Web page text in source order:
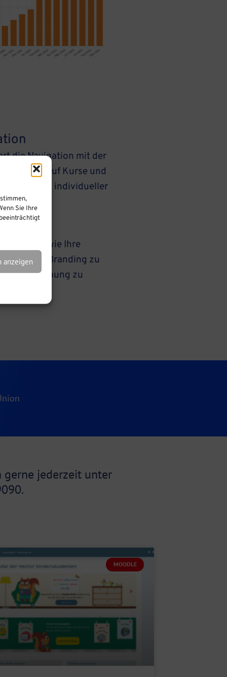
Sie Ihre
anzeigen
die Navigation mit der
Zugriff auf Kurse und
und individueller
sowie Ihre
um Ihr Branding zu
zu
gerne jederzeit unter
MOODLE